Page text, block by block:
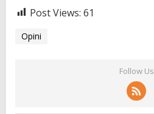
Post Views: 61
Opini
Follow Us